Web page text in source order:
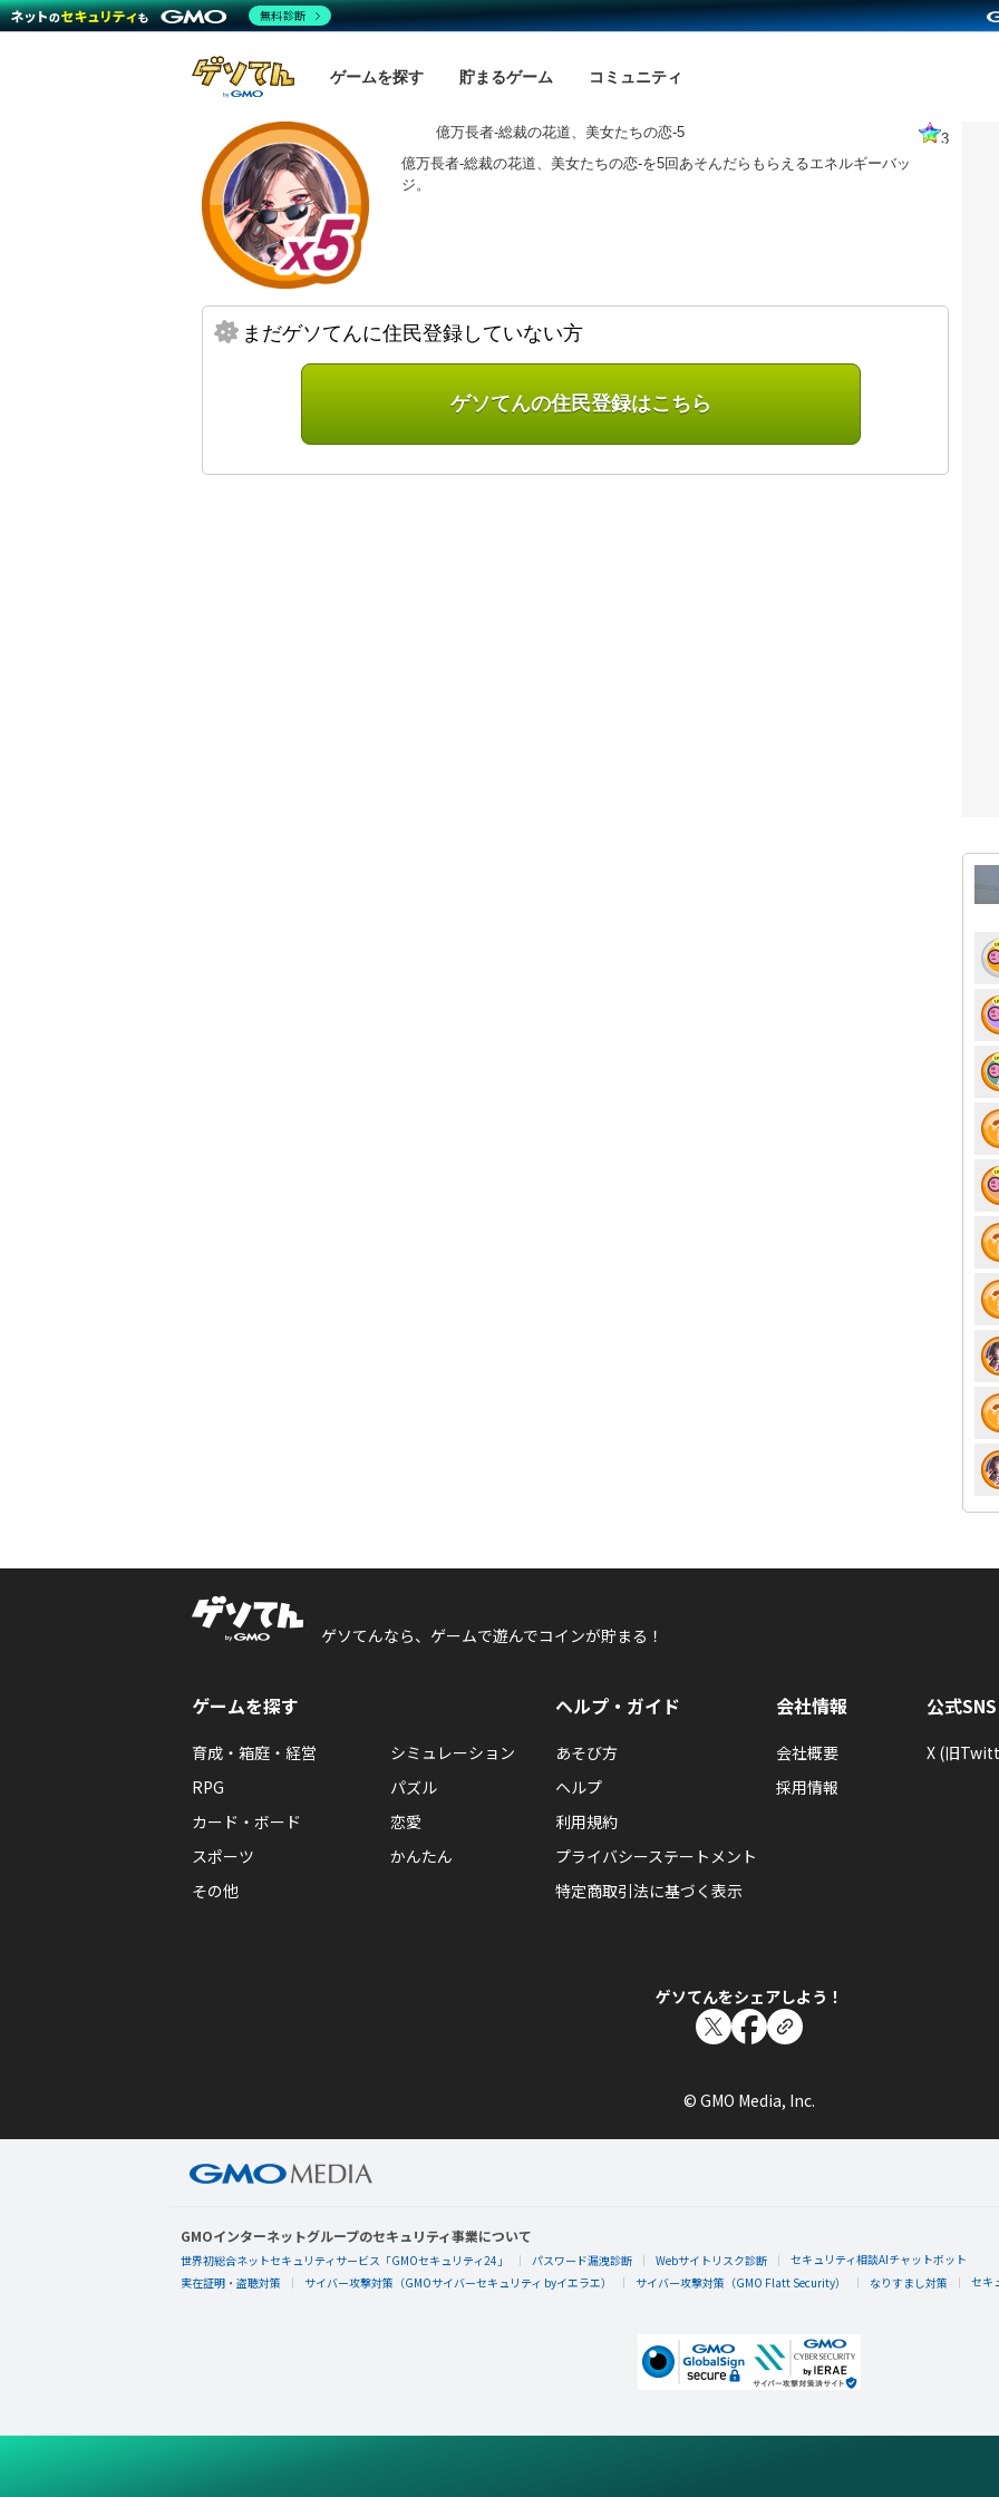
ゲームを探す 貯まるゲーム コミュニティ
億万長者-総裁の花道、美女たちの恋-5
3
億万長者-総裁の花道、美女たちの恋-を5回あそんだらもらえるエネルギーバッ
ジ。
まだゲソてんに住民登録していない方
ゲソてんの住民登録はこちら
ゲソてんなら、ゲームで遊んでコインが貯まる！
ゲームを探す
育成・箱庭・経営
シミュレーション
RPG
パズル
カード・ボード
恋愛
スポーツ
かんたん
その他
ヘルプ・ガイド
あそび方
ヘルプ
利用規約
プライバシーステートメント
特定商取引法に基づく表示
会社情報
会社概要
採用情報
公式SNS
X (旧
ゲソてんをシェアしよう！
© GMO Media, Inc.
GMOインターネットグループのセキュリティ事業について
世界初総合ネットセキュリティサービス「GMOセキュリティ24」 パスワード漏洩診断 Webサイトリスク診断
セキュリティ相談AIチャットボット
実在証明・盗聴対策
サイバー攻撃対策（GMOサイバーセキュリティ byイエラエ） サイバー攻撃対策（GMO Flatt Security） なりすまし対策 セキ
無料診断